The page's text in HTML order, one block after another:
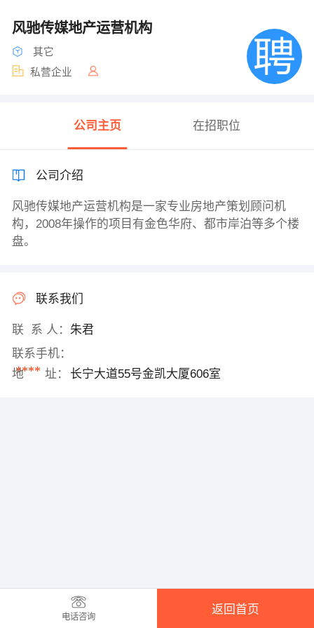
风驰传媒地产运营机构
其它
私营企业
公司主页 在招职位
公司介绍
风驰传媒地产运营机构是一家专业房地产策划顾问机
构，2008年操作的项目有金色华府、都市岸泊等多个楼
盘。
联系我们
联 系 人： 朱君
联系手机：
****
地 址： 长宁大道55号金凯大厦606室
电话咨询
返回首页